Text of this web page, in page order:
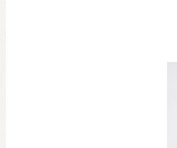
グッズインフォメ
ミュージカル・コ